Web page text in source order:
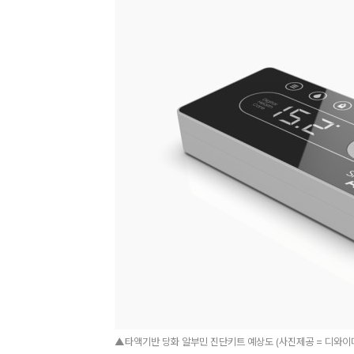
▲타액기반 당화 알부민 진단키트 예상도 (사진제공 = 디와이